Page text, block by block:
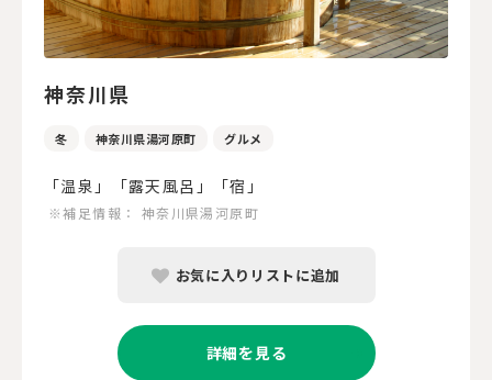
神奈川県
冬 神奈川県湯河原町 グルメ
「温泉」「露天風呂」「宿」
※補足情報： 神奈川県湯河原町
お気に入りリストに追加
詳細を見る